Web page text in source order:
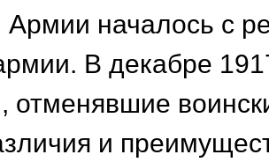
Армии началось с
В декабре
отменявшие
и